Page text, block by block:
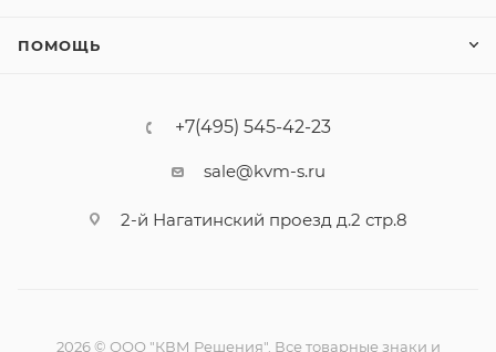
ПОМОЩЬ
+7(495) 545-42-23
sale@kvm-s.ru
2-й Нагатинский проезд д.2 стр.8
2026 © ООО "КВМ Решения". Все товарные знаки и